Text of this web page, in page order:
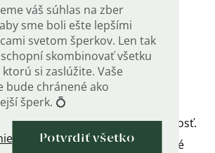
váš súhlas na zber
sme boli ešte lepšími
svetom šperkov. Len tak
skombinovať všetku
si zaslúžite. Vaše
bude chránené ako
šperk. 💍
Potvrdiť všetko
náušnice pripomínajúce
na plesy alebo na iné
väčšiu odolnosť a dlhšiu životnosť.
zo striebra a sú označené